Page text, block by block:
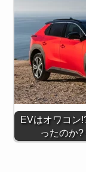
EVはオワコン
ったのか